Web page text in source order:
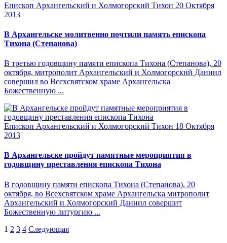
Епископ Архангельский и Холмогорский Тихон 20 Октября
2013
В Архангельске молитвенно почтили память епископа
Тихона (Степанова)
В третью годовщину памяти епископа Тихона (Степанова), 20
октября, митрополит Архангельский и Холмогорский Даниил
совершил во Всехсвятском храме Архангельска
Божественную ...
Епископ Архангельский и Холмогорский Тихон 18 Октября
2013
В Архангельске пройдут памятные мероприятия в
годовщину преставления епископа Тихона
В годовщину памяти епископа Тихона (Степанова), 20
октября, во Всехсвятском храме Архангельска митрополит
Архангельский и Холмогорский Даниил совершит
Божественную литургию ...
1 2 3 4 Следующая